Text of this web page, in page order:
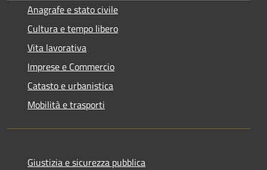
Anagrafe e stato civile
Cultura e tempo libero
Vita lavorativa
Imprese e Commercio
Catasto e urbanistica
Mobilità e trasporti
Giustizia e sicurezza pubblica